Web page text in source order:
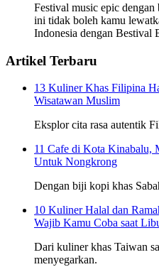
Festival music epic
ini tidak boleh kamu
Indonesia dengan Bestival
Artikel Terbaru
13 Kuliner Khas Filipina
Wisatawan Muslim
Eksplor cita rasa autentik
11 Cafe di Kota Kinabalu,
Untuk Nongkrong
Dengan biji kopi khas
10 Kuliner Halal dan
Wajib Kamu Coba saat
Dari kuliner khas Taiwan
menyegarkan.